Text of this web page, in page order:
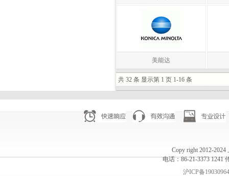
美能达
共 32 条 显示第 1 页 1-16 条
Copy right 2012-
电话：86-21-3373 1241
沪ICP备